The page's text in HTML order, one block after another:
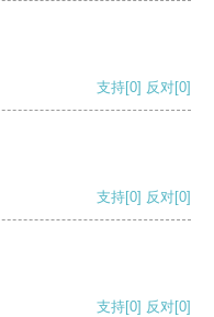
支持[0] 反对[0]
支持[0] 反对[0]
支持[0] 反对[0]